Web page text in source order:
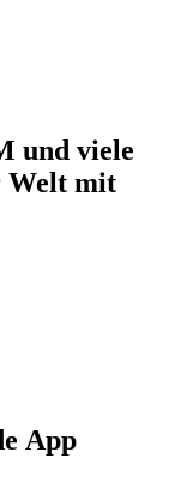
und viele
Welt mit
App